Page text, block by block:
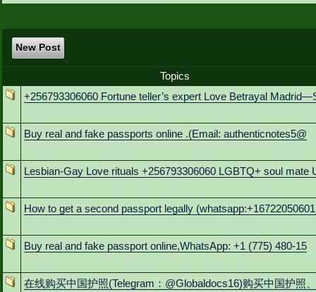
New Post
Topics
+256793306060 Fortune teller’s expert Love Betrayal
Buy real and fake passports online .(Email: authenticnotes5@
Lesbian-Gay Love rituals +256793306060 LGBTQ+ soul mate
How to get a second passport legally
Buy real and fake passport online,WhatsApp: +1 (775) 480-15
在线购买中国护照(Telegram：@Globaldocs16)购买中国护照